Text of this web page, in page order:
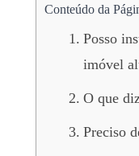
Conteúdo da
Posso
imóvel
O que
Preciso